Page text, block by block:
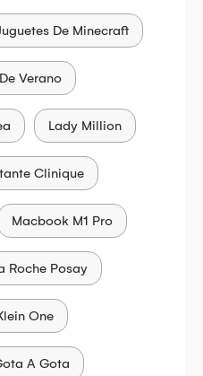
De Minecraft
Verano
Lady Million
Clinique
Macbook M1 Pro
Roche Posay
One
A Gota